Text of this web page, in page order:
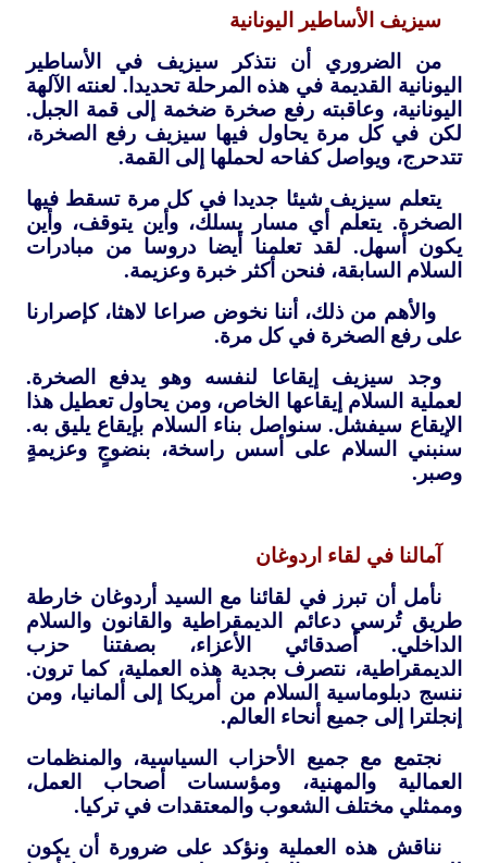
سيزيف الأساطير اليونانية
من الضروري أن نتذكر سيزيف في الأساطير
اليونانية القديمة في هذه المرحلة تحديدا. لعنته الآلهة
اليونانية، وعاقبته رفع صخرة ضخمة إلى قمة الجبل.
لكن في كل مرة يحاول فيها سيزيف رفع الصخرة،
تتدحرج، ويواصل كفاحه لحملها إلى القمة.
يتعلم سيزيف شيئا جديدا في كل مرة تسقط فيها
الصخرة. يتعلم أي مسار يسلك، وأين يتوقف، وأين
يكون أسهل. لقد تعلمنا أيضا دروسا من مبادرات
السلام السابقة، فنحن أكثر خبرة وعزيمة.
والأهم من ذلك، أننا نخوض صراعا لاهثا، كإصرارنا
على رفع الصخرة في كل مرة.
وجد سيزيف إيقاعا لنفسه وهو يدفع الصخرة.
لعملية السلام إيقاعها الخاص، ومن يحاول تعطيل هذا
الإيقاع سيفشل. سنواصل بناء السلام بإيقاع يليق به.
سنبني السلام على أسس راسخة، بنضوجٍ وعزيمةٍ
وصبر.
آمالنا في لقاء اردوغان
نأمل أن تبرز في لقائنا مع السيد أردوغان خارطة
طريق تُرسي دعائم الديمقراطية والقانون والسلام
الداخلي. أصدقائي الأعزاء، بصفتنا حزب
الديمقراطية، نتصرف بجدية هذه العملية، كما ترون.
ننسج دبلوماسية السلام من أمريكا إلى ألمانيا، ومن
إنجلترا إلى جميع أنحاء العالم.
نجتمع مع جميع الأحزاب السياسية، والمنظمات
العمالية والمهنية، ومؤسسات أصحاب العمل،
وممثلي مختلف الشعوب والمعتقدات في تركيا.
نناقش هذه العملية ونؤكد على ضرورة أن يكون